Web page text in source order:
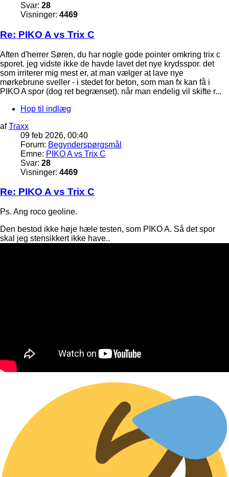
Svar: 28
Visninger: 4469
Re: PIKO A vs Trix C
Aften d'herrer Søren, du har nogle gode pointer omkring trix c
sporet. jeg vidste ikke de havde lavet det nye krydsspor. det
som irriterer mig mest er, at man vælger at lave nye
mørkebrune sveller - i stedet for beton, som man fx kan få i
PIKO A spor (dog ret begrænset). når man endelig vil skifte r...
Hop til indlæg
afTraxx
09 feb 2026, 00:40
Forum: Begynderspørgsmål
Emne: PIKO A vs Trix C
Svar: 28
Visninger: 4469
Re: PIKO A vs Trix C
Ps. Ang roco geoline.
Den bestod ikke høje hæle testen, som PIKO A. Så det spor
skal jeg stensikkert ikke have..